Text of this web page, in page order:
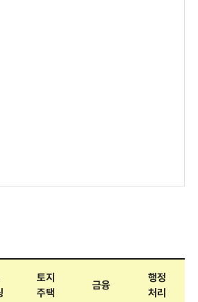
토지
주택
금융
행정
처리